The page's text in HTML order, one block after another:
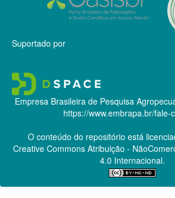
Suportado por
Empresa Brasileira de Pesquisa
https://www.embrapa.br/fale-
O conteúdo do repositório está
Creative CommonsAtribuição -
4.0 Internacional.